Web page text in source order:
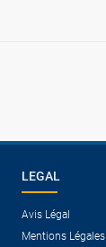
LEGAL
Avis Légal
Mentions Légales